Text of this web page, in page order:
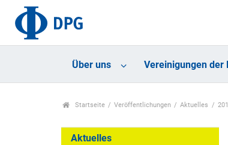
Über uns Vereinigungen der
Startseite Veröffentlichungen Aktuelles
Aktuelles